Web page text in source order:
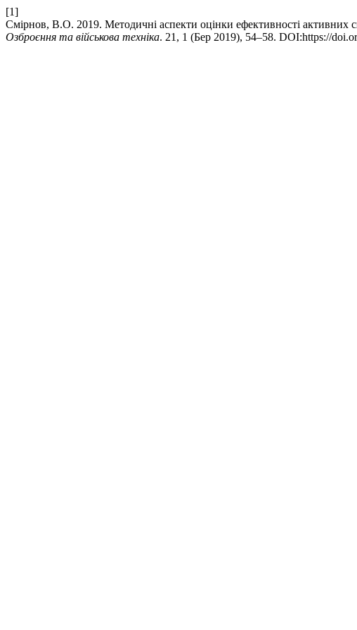
[1]
Смірнов, В.О. 2019. Методичні аспекти оцінки ефективності активних
Озброєння та військова техніка. 21, 1 (Бер 2019), 54–58. DOI:https://